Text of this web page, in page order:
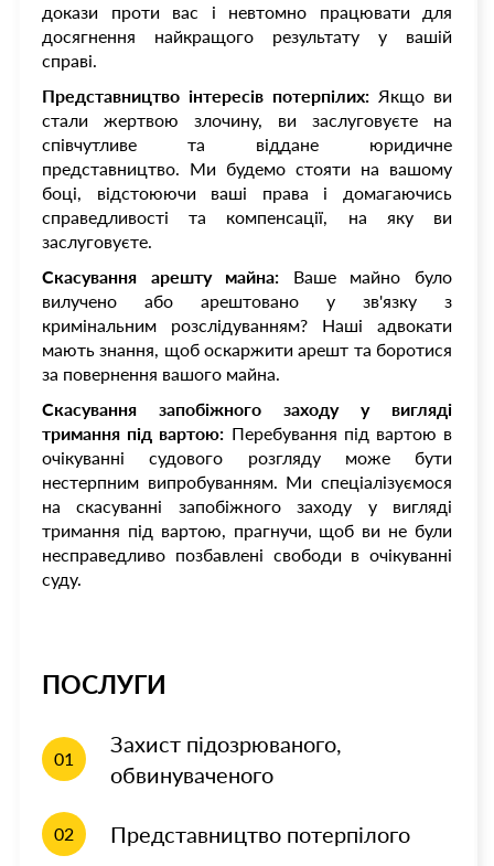
докази проти вас і невтомно працювати для
досягнення найкращого результату у вашій
справі.
Представництво інтересів потерпілих: Якщо ви
стали жертвою злочину, ви заслуговуєте на
співчутливе та віддане юридичне
представництво. Ми будемо стояти на вашому
боці, відстоюючи ваші права і домагаючись
справедливості та компенсації, на яку ви
заслуговуєте.
Скасування арешту майна: Ваше майно було
вилучено або арештовано у зв'язку з
кримінальним розслідуванням? Наші адвокати
мають знання, щоб оскаржити арешт та боротися
за повернення вашого майна.
Скасування запобіжного заходу у вигляді
тримання під вартою: Перебування під вартою в
очікуванні судового розгляду може бути
нестерпним випробуванням. Ми спеціалізуємося
на скасуванні запобіжного заходу у вигляді
тримання під вартою, прагнучи, щоб ви не були
несправедливо позбавлені свободи в очікуванні
суду.
ПОСЛУГИ
01
Захист підозрюваного,
обвинуваченого
02 Представництво потерпілого